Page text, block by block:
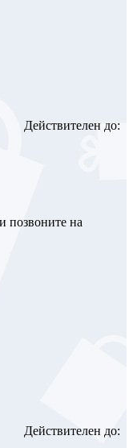
Действителен до:
позвоните на
Действителен до: